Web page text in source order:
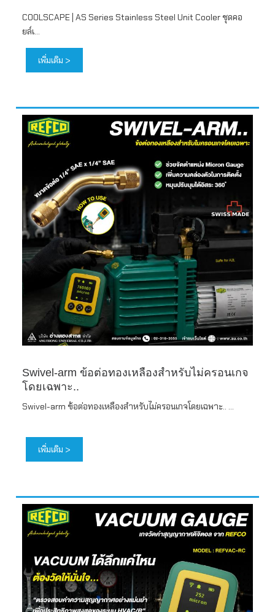
COOLSCAPE | AS Series Stainless Steel Unit Cooler ชุดคอ
ยล์เ...
เพิ่มเติม >
Swivel-arm ข้อต่อทองเหลืองสำหรับไม่ครอนเกจ
โดยเฉพาะ..
Swivel-arm ข้อต่อทองเหลืองสำหรับไม่ครอนเกจโดยเฉพาะ.. ...
เพิ่มเติม >